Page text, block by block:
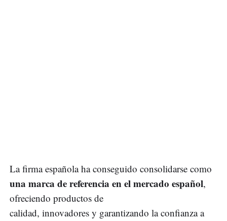
La firma española ha conseguido consolidarse como
una marca de referencia en el mercado español,
ofreciendo productos de
calidad, innovadores y garantizando la confianza a